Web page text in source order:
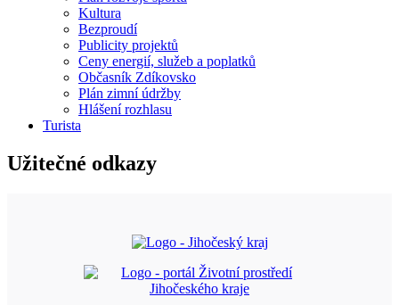
Kultura
Bezproudí
Publicity projektů
Ceny energií, služeb a poplatků
Občasník Zdíkovsko
Plán zimní údržby
Hlášení rozhlasu
Turista
Užitečné odkazy